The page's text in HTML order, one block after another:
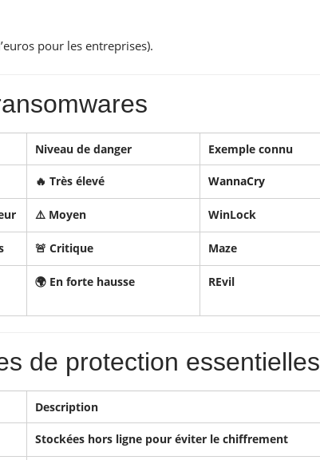
pour les entreprises).
Niveau de danger Exemple connu
🔥 Très élevé WannaCry
⚠️ Moyen WinLock
🚨 Critique Maze
🌍 En forte hausse REvil
de protection essentielles
Description
Stockées hors ligne pour éviter le chiffrement